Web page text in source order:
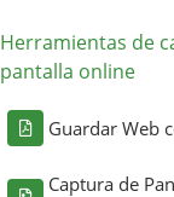
Herramientas de
pantalla online
Guardar Web
Captura de